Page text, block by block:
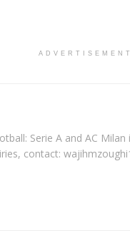
ADVERTISEMENT
Serie A and AC Milan
contact: